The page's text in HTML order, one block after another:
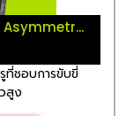
Asymmetr...
ที่ชอบการขับขี่
สูง